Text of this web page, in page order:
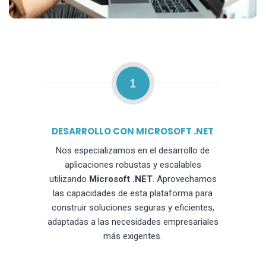
1
DESARROLLO CON MICROSOFT .NET
Nos especializamos en el desarrollo de
aplicaciones robustas y escalables
utilizando Microsoft .NET. Aprovechamos
las capacidades de esta plataforma para
construir soluciones seguras y eficientes,
adaptadas a las necesidades empresariales
más exigentes.